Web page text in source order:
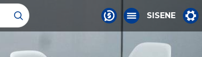
SISENE